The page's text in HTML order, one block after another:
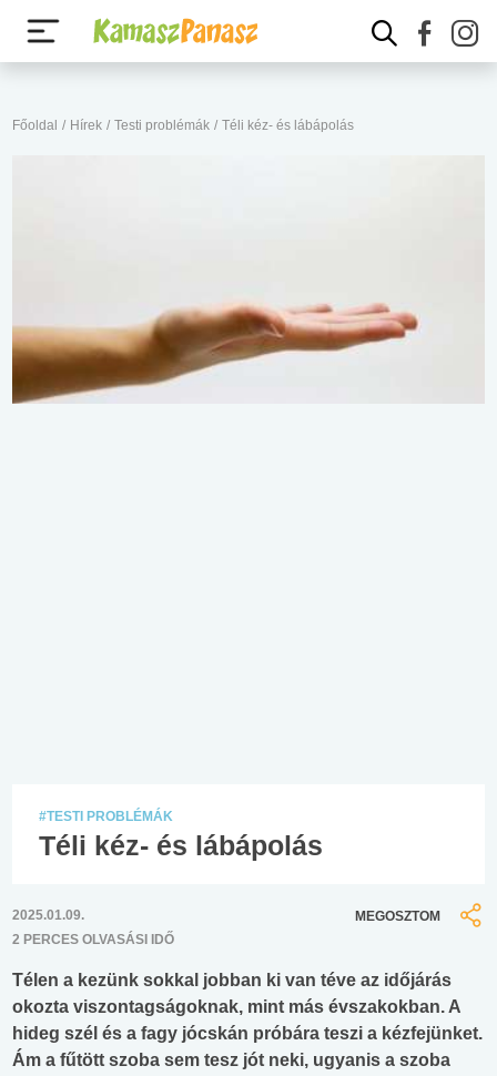
Főoldal / Hírek / Testi problémák / Téli kéz- és lábápolás
#TESTI PROBLÉMÁK
Téli kéz- és lábápolás
2025.01.09.
2 PERCES OLVASÁSI IDŐ
MEGOSZTOM
Télen a kezünk sokkal jobban ki van téve az időjárás
okozta viszontagságoknak, mint más évszakokban. A
hideg szél és a fagy jócskán próbára teszi a kézfejünket.
Ám a fűtött szoba sem tesz jót neki, ugyanis a szoba